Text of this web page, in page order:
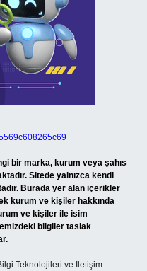
bir marka, kurum veya şahıs
Sitede yalnızca kendi
Burada yer alan içerikler
kurum ve kişiler hakkında
ve kişiler ile isim
bilgiler taslak
Teknolojileri ve İletişim